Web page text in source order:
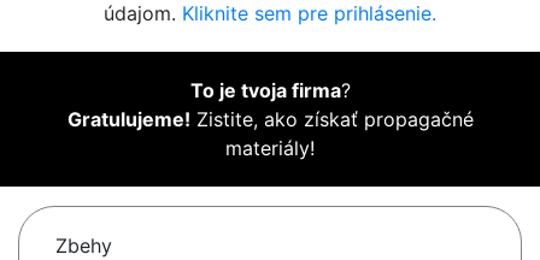
údajom. Kliknite sem pre prihlásenie.
To je tvoja firma?
Gratulujeme! Zistite, ako získať propagačné
materiály!
Zbehy